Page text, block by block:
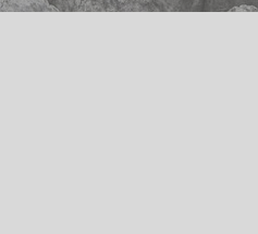
Nom & Prénom*